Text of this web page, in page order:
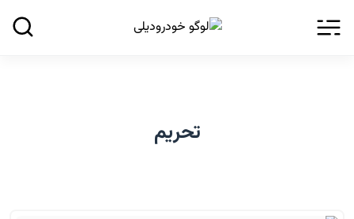
تحریم